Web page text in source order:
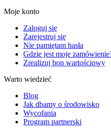
Moje konto
Zaloguj się
Zarejestruj się
Nie pamiętam hasła
Gdzie jest moje
Zrealizuj bon wartościowy
Warto wiedzieć
Blog
Jak dbamy o środowisko
Wycofania
Program partnerski